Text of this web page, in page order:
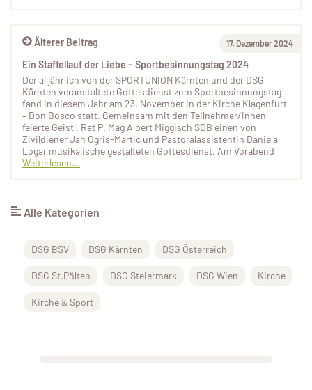
Älterer Beitrag 17. Dezember 2024
Ein Staffellauf der Liebe – Sportbesinnungstag 2024
Der alljährlich von der SPORTUNION Kärnten und der DSG
Kärnten veranstaltete Gottesdienst zum Sportbesinnungstag
fand in diesem Jahr am 23. November in der Kirche Klagenfurt
– Don Bosco statt. Gemeinsam mit den Teilnehmer/innen
feierte Geistl. Rat P. Mag Albert Miggisch SDB einen von
Zivildiener Jan Ogris-Martic und Pastoralassistentin Daniela
Logar musikalische gestalteten Gottesdienst. Am Vorabend
Weiterlesen...
Alle Kategorien
DSG BSV DSG Kärnten DSG Österreich
DSG St.Pölten DSG Steiermark DSG Wien Kirche
Kirche & Sport